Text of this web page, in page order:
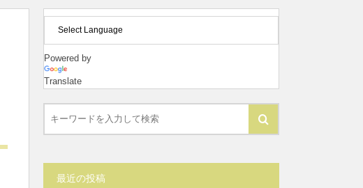
Powered by
Translate
最近の投稿